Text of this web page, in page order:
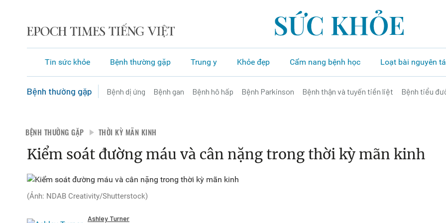
Tin sức khỏe Bệnh thường gặp Trung y Khỏe đẹp Cẩm nang bệnh học Loạt bài nguyên
Bệnh thường gặp Bệnh dị ứng Bệnh gan Bệnh hô hấp Bệnh Parkinson Bệnh thận và tuyến tiền liệt Bệnh tiểu
BỆNH THƯỜNG GẶP THỜI KỲ MÃN KINH
Kiểm soát đường máu và cân nặng trong thời kỳ mãn kinh
(Ảnh: NDAB Creativity/Shutterstock)
Ashley Turner